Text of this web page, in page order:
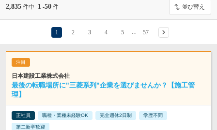
2,835 件中 1 -50 件 並び替え
1 2 3 4 5 57
日本建設工業株式会社
最後の転職場所に"三菱系列"企業を選びませんか？【施工管
理】
正社員 職種・業種未経験OK 完全週休2日制 学歴不問
第二新卒歓迎